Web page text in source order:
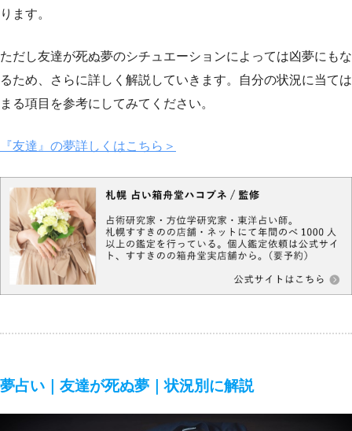
ります。
ただし友達が死ぬ夢のシチュエーションによっては凶夢にもな
るため、さらに詳しく解説していきます。自分の状況に当ては
まる項目を参考にしてみてください。
『友達』の夢詳しくはこちら＞
夢占い｜友達が死ぬ夢｜状況別に解説